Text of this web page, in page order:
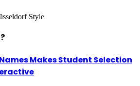
?
Makes Student Selection